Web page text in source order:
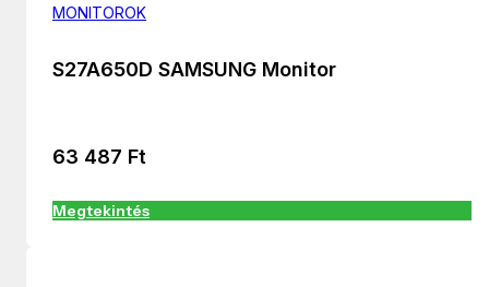
MONITOROK
S27A650D SAMSUNG Monitor
63 487 Ft
Megtekintés